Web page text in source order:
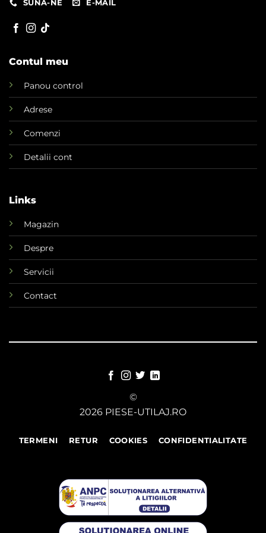
SUNA-NE E-MAIL
Contul meu
Panou control
Adrese
Comenzi
Detalii cont
Links
Magazin
Despre
Servicii
Contact
©
2026 PIESE-UTILAJ.RO
TERMENI RETUR COOKIES CONFIDENTIALITATE